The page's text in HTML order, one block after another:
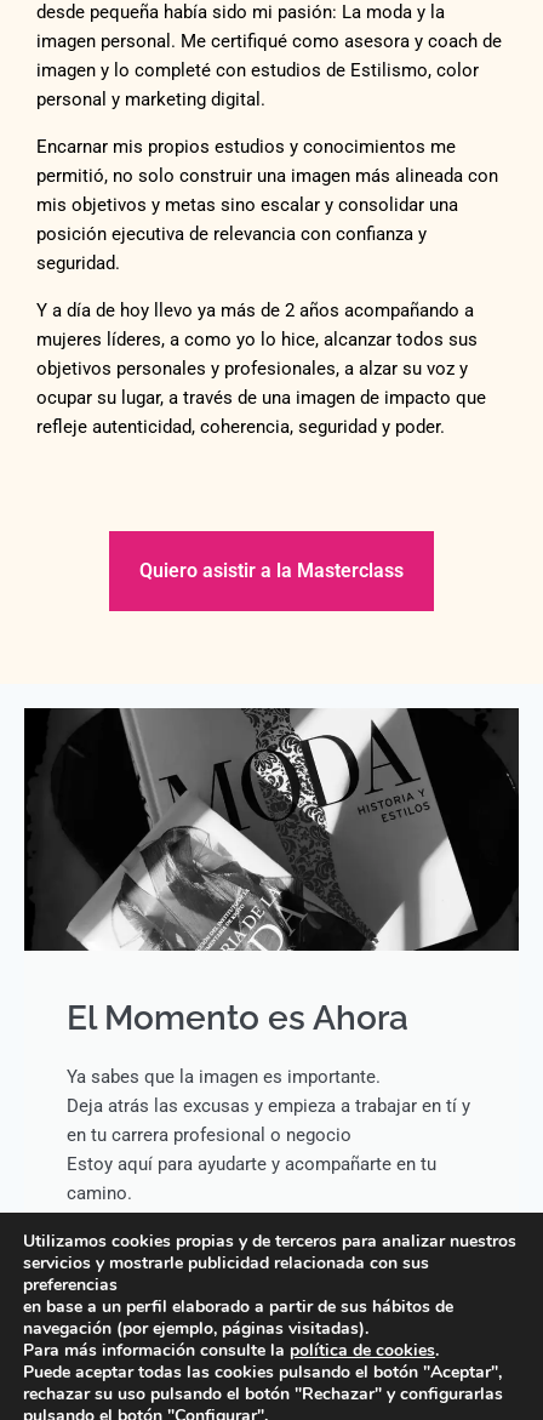
desde pequeña había sido mi pasión: La moda y la
imagen personal. Me certifiqué como asesora y coach de
imagen y lo completé con estudios de Estilismo, color
personal y marketing digital.
Encarnar mis propios estudios y conocimientos me
permitió, no solo construir una imagen más alineada con
mis objetivos y metas sino escalar y consolidar una
posición ejecutiva de relevancia con confianza y
seguridad.
Y a día de hoy llevo ya más de 2 años acompañando a
mujeres líderes, a como yo lo hice, alcanzar todos sus
objetivos personales y profesionales, a alzar su voz y
ocupar su lugar, a través de una imagen de impacto que
refleje autenticidad, coherencia, seguridad y poder.
Quiero asistir a la Masterclass
El Momento es Ahora
Ya sabes que la imagen es importante.
Deja atrás las excusas y empieza a trabajar en tí y
en tu carrera profesional o negocio
Estoy aquí para ayudarte y acompañarte en tu
camino.
que Tú y tu Negocio
© 2025 Julene Albizuri.
Utilizamos cookies propias y de terceros para analizar nuestros
servicios y mostrarle publicidad relacionada con sus
preferencias
en base a un perfil elaborado a partir de sus hábitos de
navegación (por ejemplo, páginas visitadas).
Para más información consulte la política de cookies.
Puede aceptar todas las cookies pulsando el botón "Aceptar",
rechazar su uso pulsando el botón "Rechazar" y configurarlas